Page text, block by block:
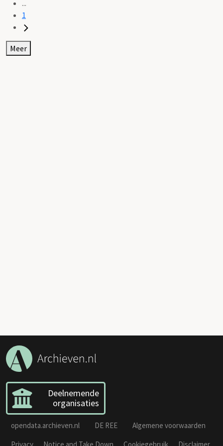
...
1
Meer
Deelnemende
organisaties
opendata.archieven.nl DE REE
Algemene voorwaarden